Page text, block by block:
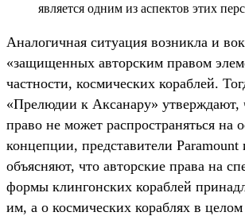
является одним из аспектов этих
Аналогичная ситуация возникла и
«защищенных авторским правом
частности, космических кораблей.
«Прелюдии к Аксанару» утверждают,
право не может распространяться на
концепции, представители Paramount
объясняют, что авторские права на
формы клингонских кораблей
им, а о космических кораблях в